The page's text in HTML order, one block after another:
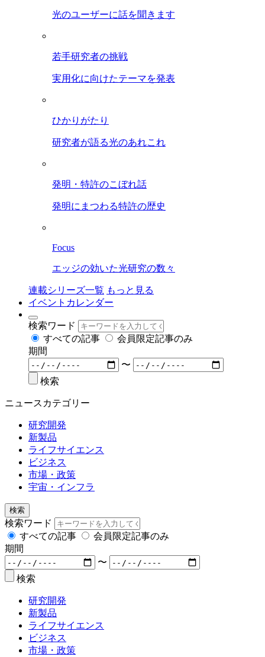
光のユーザーに話を聞きます
若手研究者の挑戦
実用化に向けたテーマを発表
ひかりがたり
研究者が語る光のあれこれ
発明・特許のこぼれ話
発明にまつわる特許の歴史
Focus
エッジの効いた光研究の数々
連載シリーズ一覧 もっと見る
イベントカレンダー
検索ワード
すべての記事
会員限定記事のみ
期間
〜
検索
ニュースカテゴリー
研究開発
新製品
ライフサイエンス
ビジネス
市場・政策
宇宙・インフラ
検索
検索ワード
すべての記事
会員限定記事のみ
期間
〜
検索
研究開発
新製品
ライフサイエンス
ビジネス
市場・政策